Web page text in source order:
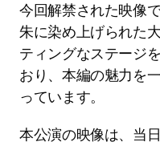
今回解禁された映像
朱に染め上げられた
ティングなステージ
おり、本編の魅力を
っています。
本公演の映像は、当